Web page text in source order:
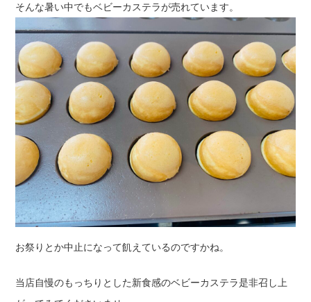
そんな暑い中でもベビーカステラが売れています。
お祭りとか中止になって飢えているのですかね。
当店自慢のもっちりとした新食感のベビーカステラ是非召し上